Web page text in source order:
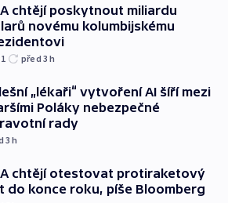
chtějí poskytnout miliardu
novému kolumbijskému
před 3h
„lékaři“ vytvoření AI šíří mezi
Poláky nebezpečné
rady
3h
chtějí otestovat protiraketový
do konce roku, píše Bloomberg